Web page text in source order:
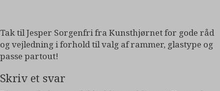
Tak til Jesper Sorgenfri fra Kunsthjørnet for gode råd
og vejledning i forhold til valg af rammer, glastype og
passe partout!
Skriv et svar